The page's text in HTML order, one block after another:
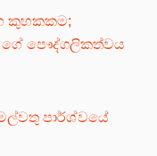
කුහකකම;
ගේ පෞද්ගලිකත්වය
පාර්ශ්වයේ